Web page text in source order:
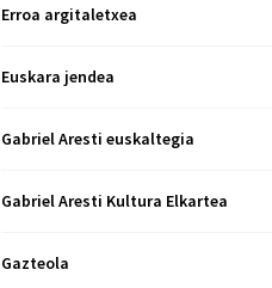
Erroa argitaletxea
Euskara jendea
Gabriel Aresti euskaltegia
Gabriel Aresti Kultura Elkartea
Gazteola